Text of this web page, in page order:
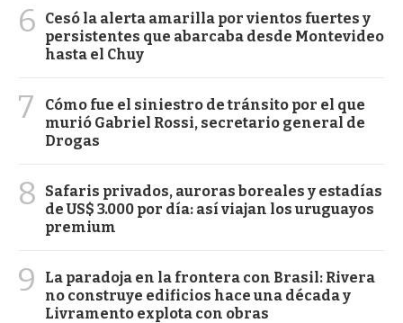
6
Cesó la alerta amarilla por vientos fuertes y
persistentes que abarcaba desde Montevideo
hasta el Chuy
7
Cómo fue el siniestro de tránsito por el que
murió Gabriel Rossi, secretario general de
Drogas
8
Safaris privados, auroras boreales y estadías
de US$ 3.000 por día: así viajan los uruguayos
premium
9
La paradoja en la frontera con Brasil: Rivera
no construye edificios hace una década y
Livramento explota con obras